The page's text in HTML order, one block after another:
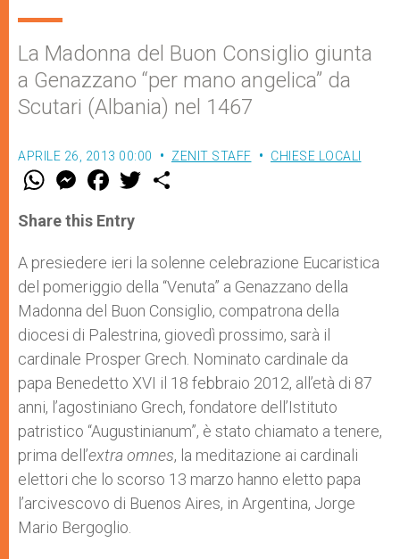
La Madonna del Buon Consiglio giunta
a Genazzano “per mano angelica” da
Scutari (Albania) nel 1467
APRILE 26, 2013 00:00 ZENIT STAFF CHIESE LOCALI
W
t
s
p
p
M
e
s
e
g
e
r
F
a
e
b
o
k
w
r
Share this Entry
A presiedere ieri la solenne celebrazione Eucaristica
del pomeriggio della “Venuta” a Genazzano della
Madonna del Buon Consiglio, compatrona della
diocesi di Palestrina, giovedì prossimo, sarà il
cardinale Prosper Grech. Nominato cardinale da
papa Benedetto XVI il 18 febbraio 2012, all’età di 87
anni, l’agostiniano Grech, fondatore dell’Istituto
patristico “Augustinianum”, è stato chiamato a tenere,
prima dell’extra omnes, la meditazione ai cardinali
elettori che lo scorso 13 marzo hanno eletto papa
l’arcivescovo di Buenos Aires, in Argentina, Jorge
Mario Bergoglio.